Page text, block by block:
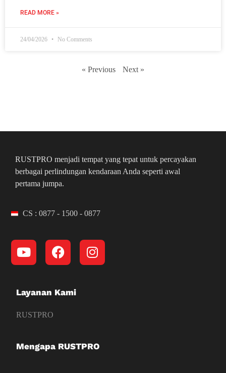
READ MORE »
24/04/2026 No Comments
« Previous Next »
RUSTPRO menjadi tempat yang tepat untuk percayakan
berbagai perlindungan kendaraan Anda seperti awal
pertama jumpa.
CS : 0877 - 1500 - 0877
Layanan Kami
RUSTPRO
Mengapa RUSTPRO